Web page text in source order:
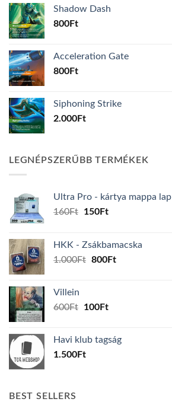
Shadow Dash
800Ft
Acceleration Gate
800Ft
Siphoning Strike
2.000Ft
LEGNÉPSZERŰBB TERMÉKEK
Ultra Pro - kártya mappa lap
160Ft
Original
160Ft.
150FtCurrent
150Ft.
HKK - Zsákbamacska
1.000Ft Original
800FtCurrent
Villein
600Ft
Original
600Ft.
100FtCurrent
100Ft.
Havi klub tagság
1.500Ft
BEST SELLERS